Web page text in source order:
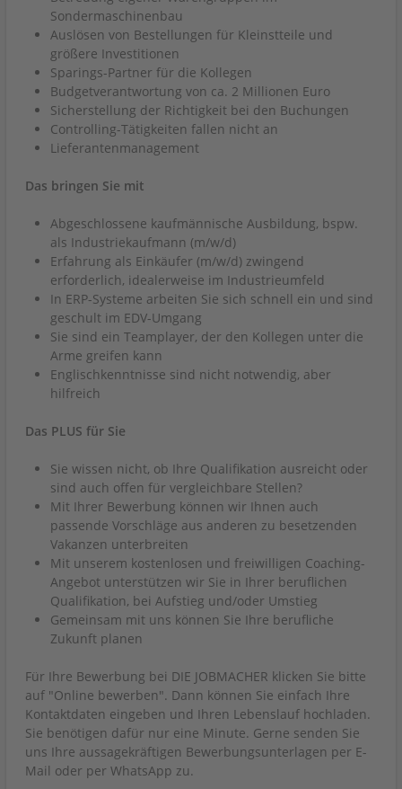
Sondermaschinenbau
Auslösen von Bestellungen für Kleinstteile und
größere Investitionen
Sparings-Partner für die Kollegen
Budgetverantwortung von ca. 2 Millionen Euro
Sicherstellung der Richtigkeit bei den Buchungen
Controlling-Tätigkeiten fallen nicht an
Lieferantenmanagement
Das bringen Sie mit
Abgeschlossene kaufmännische Ausbildung, bspw.
als Industriekaufmann (m/w/d)
Erfahrung als Einkäufer (m/w/d) zwingend
erforderlich, idealerweise im Industrieumfeld
In ERP-Systeme arbeiten Sie sich schnell ein und sind
geschult im EDV-Umgang
Sie sind ein Teamplayer, der den Kollegen unter die
Arme greifen kann
Englischkenntnisse sind nicht notwendig, aber
hilfreich
Das PLUS für Sie
Sie wissen nicht, ob Ihre Qualifikation ausreicht oder
sind auch offen für vergleichbare Stellen?
Mit Ihrer Bewerbung können wir Ihnen auch
passende Vorschläge aus anderen zu besetzenden
Vakanzen unterbreiten
Mit unserem kostenlosen und freiwilligen Coaching-
Angebot unterstützen wir Sie in Ihrer beruflichen
Qualifikation, bei Aufstieg und/oder Umstieg
Gemeinsam mit uns können Sie Ihre berufliche
Zukunft planen
Für Ihre Bewerbung bei DIE JOBMACHER klicken Sie bitte
auf "Online bewerben". Dann können Sie einfach Ihre
Kontaktdaten eingeben und Ihren Lebenslauf hochladen.
Sie benötigen dafür nur eine Minute. Gerne senden Sie
uns Ihre aussagekräftigen Bewerbungsunterlagen per E-
Mail oder per WhatsApp zu.